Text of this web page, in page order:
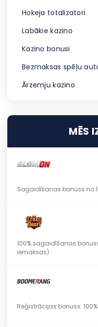
Hokeja totalizatori
Labākie kazino
Kazino bonusi
Bezmaksas spēļu
Ārzemju kazino
MĒS
Sagaidīšanas bonuss no
100% sagaidīšanas
iemaksas)
Reģistrācijas bonuss: